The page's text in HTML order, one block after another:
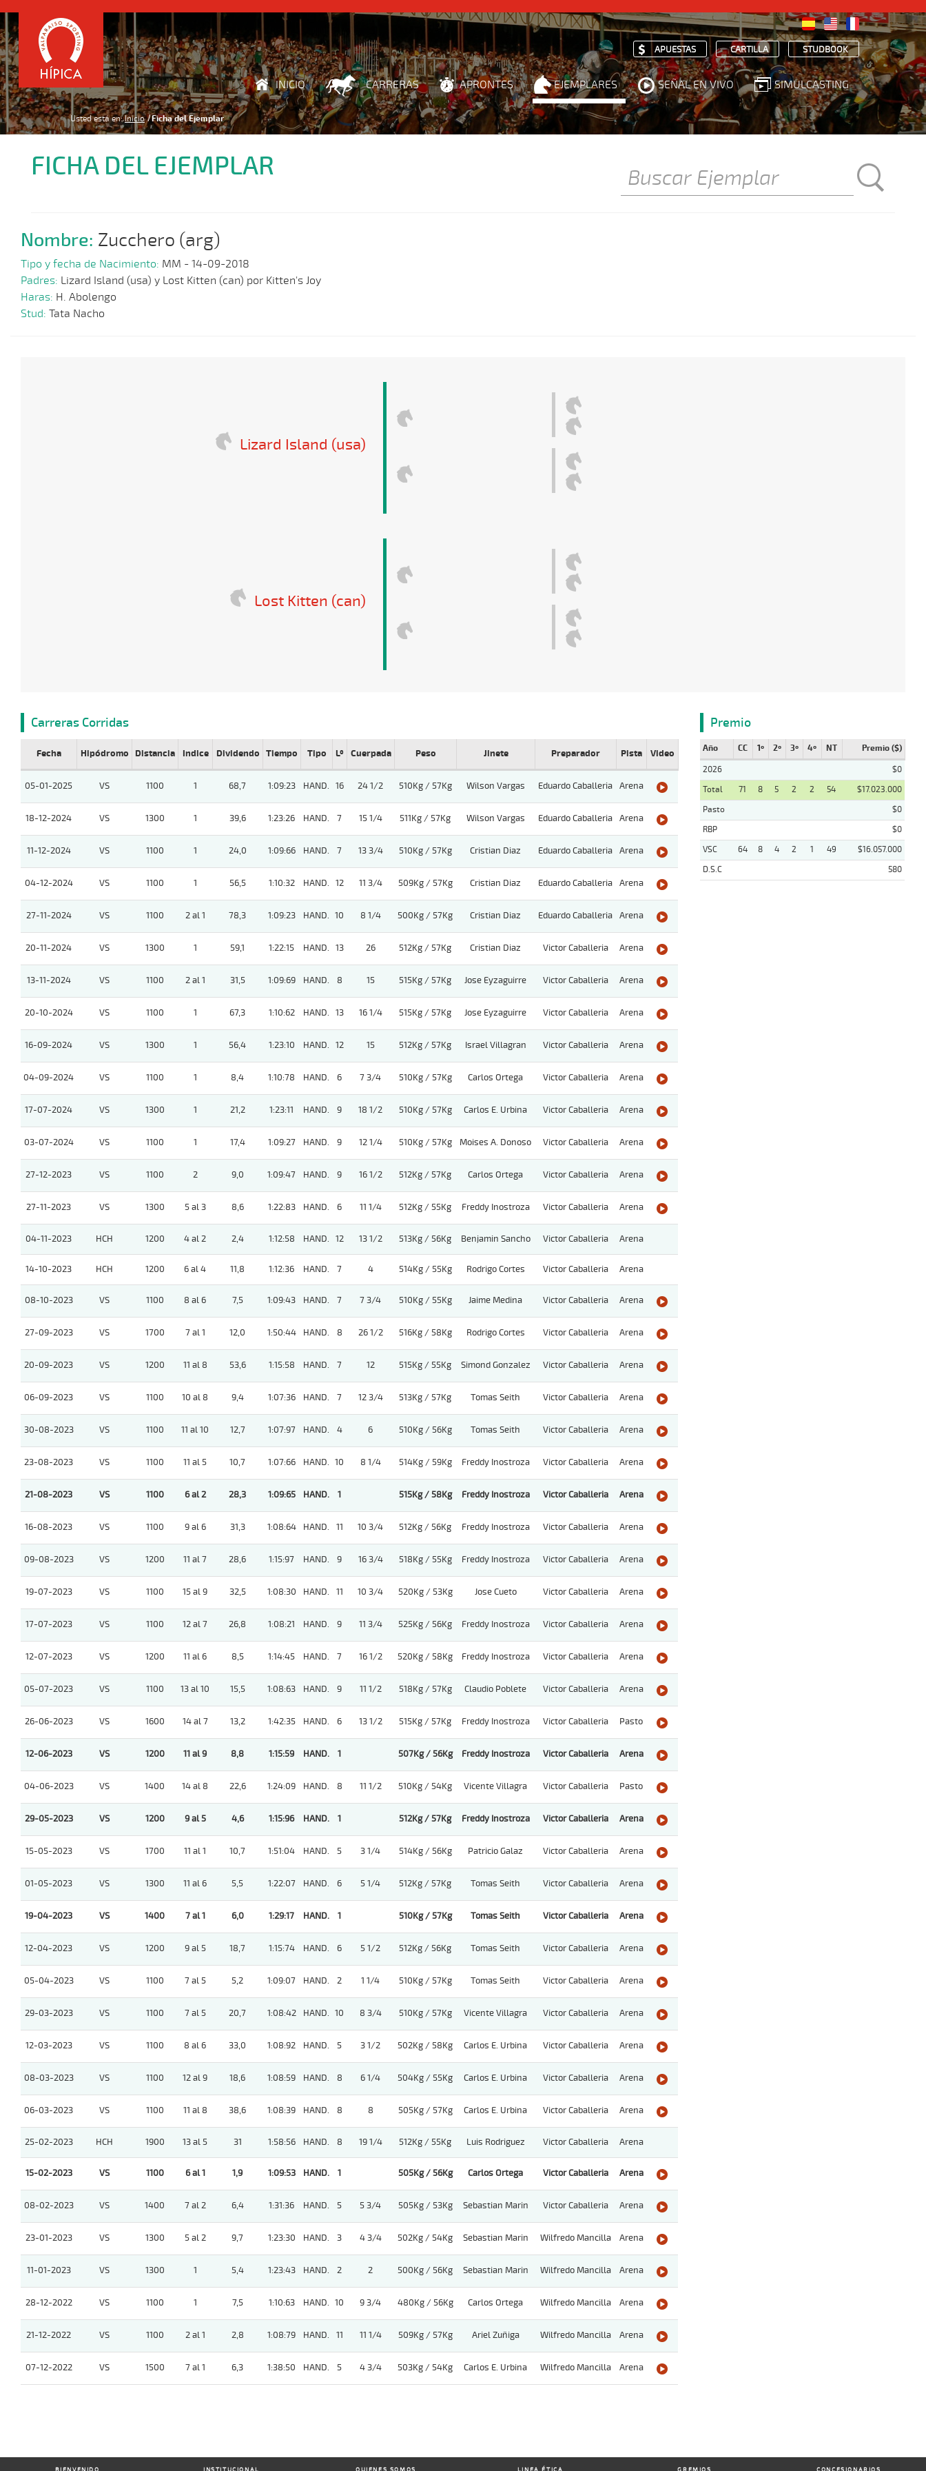
APUESTAS CARTILLA STUDBOOK
INICIO CARRERAS APRONTES EJEMPLARES SEÑAL EN VIVO SIMULCASTING
Usted está en: Inicio Ficha del Ejemplar
FICHA DEL EJEMPLAR
Nombre: Zucchero (arg)
Tipo y fecha de Nacimiento: MM - 14-09-2018
Padres: Lizard Island (usa) y Lost Kitten (can) por Kitten's Joy
Haras: H. Abolengo
Stud: Tata Nacho
Lizard Island (usa)
Lost Kitten (can)
Carreras Corridas
Fecha Hipódromo Distancia Indice Dividendo Tiempo Tipo Lº Cuerpada Peso Jinete Preparador Pista Video
05-01-2025 VS 1100 1 68,7 1:09:23 HAND. 16 24 1/2 510Kg / 57Kg Wilson Vargas Eduardo Caballeria Arena
18-12-2024 VS 1300 1 39,6 1:23:26 HAND. 7 15 1/4 511Kg / 57Kg Wilson Vargas Eduardo Caballeria Arena
11-12-2024 VS 1100 1 24,0 1:09:66 HAND. 7 13 3/4 510Kg / 57Kg Cristian Diaz Eduardo Caballeria Arena
04-12-2024 VS 1100 1 56,5 1:10:32 HAND. 12 11 3/4 509Kg / 57Kg Cristian Diaz Eduardo Caballeria Arena
27-11-2024 VS 1100 2 al 1 78,3 1:09:23 HAND. 10 8 1/4 500Kg / 57Kg Cristian Diaz Eduardo Caballeria Arena
20-11-2024 VS 1300 1 59,1 1:22:15 HAND. 13 26 512Kg / 57Kg Cristian Diaz Victor Caballeria Arena
13-11-2024 VS 1100 2 al 1 31,5 1:09:69 HAND. 8 15 515Kg / 57Kg Jose Eyzaguirre Victor Caballeria Arena
20-10-2024 VS 1100 1 67,3 1:10:62 HAND. 13 16 1/4 515Kg / 57Kg Jose Eyzaguirre Victor Caballeria Arena
16-09-2024 VS 1300 1 56,4 1:23:10 HAND. 12 15 512Kg / 57Kg Israel Villagran Victor Caballeria Arena
04-09-2024 VS 1100 1 8,4 1:10:78 HAND. 6 7 3/4 510Kg / 57Kg Carlos Ortega Victor Caballeria Arena
17-07-2024 VS 1300 1 21,2 1:23:11 HAND. 9 18 1/2 510Kg / 57Kg Carlos E. Urbina Victor Caballeria Arena
03-07-2024 VS 1100 1 17,4 1:09:27 HAND. 9 12 1/4 510Kg / 57Kg Moises A. Donoso Victor Caballeria Arena
27-12-2023 VS 1100 2 9,0 1:09:47 HAND. 9 16 1/2 512Kg / 57Kg Carlos Ortega Victor Caballeria Arena
27-11-2023 VS 1300 5 al 3 8,6 1:22:83 HAND. 6 11 1/4 512Kg / 55Kg Freddy Inostroza Victor Caballeria Arena
04-11-2023 HCH 1200 4 al 2 2,4 1:12:58 HAND. 12 13 1/2 513Kg / 56Kg Benjamin Sancho Victor Caballeria Arena
14-10-2023 HCH 1200 6 al 4 11,8 1:12:36 HAND. 7 4 514Kg / 55Kg Rodrigo Cortes Victor Caballeria Arena
08-10-2023 VS 1100 8 al 6 7,5 1:09:43 HAND. 7 7 3/4 510Kg / 55Kg Jaime Medina Victor Caballeria Arena
27-09-2023 VS 1700 7 al 1 12,0 1:50:44 HAND. 8 26 1/2 516Kg / 58Kg Rodrigo Cortes Victor Caballeria Arena
20-09-2023 VS 1200 11 al 8 53,6 1:15:58 HAND. 7 12 515Kg / 55Kg Simond Gonzalez Victor Caballeria Arena
06-09-2023 VS 1100 10 al 8 9,4 1:07:36 HAND. 7 12 3/4 513Kg / 57Kg Tomas Seith Victor Caballeria Arena
30-08-2023 VS 1100 11 al 10 12,7 1:07:97 HAND. 4 6 510Kg / 56Kg Tomas Seith Victor Caballeria Arena
23-08-2023 VS 1100 11 al 5 10,7 1:07:66 HAND. 10 8 1/4 514Kg / 59Kg Freddy Inostroza Victor Caballeria Arena
21-08-2023 VS 1100 6 al 2 28,3 1:09:65 HAND. 1 515Kg / 58Kg Freddy Inostroza Victor Caballeria Arena
16-08-2023 VS 1100 9 al 6 31,3 1:08:64 HAND. 11 10 3/4 512Kg / 56Kg Freddy Inostroza Victor Caballeria Arena
09-08-2023 VS 1200 11 al 7 28,6 1:15:97 HAND. 9 16 3/4 518Kg / 55Kg Freddy Inostroza Victor Caballeria Arena
19-07-2023 VS 1100 15 al 9 32,5 1:08:30 HAND. 11 10 3/4 520Kg / 53Kg Jose Cueto Victor Caballeria Arena
17-07-2023 VS 1100 12 al 7 26,8 1:08:21 HAND. 9 11 3/4 525Kg / 56Kg Freddy Inostroza Victor Caballeria Arena
12-07-2023 VS 1200 11 al 6 8,5 1:14:45 HAND. 7 16 1/2 520Kg / 58Kg Freddy Inostroza Victor Caballeria Arena
05-07-2023 VS 1100 13 al 10 15,5 1:08:63 HAND. 9 11 1/2 518Kg / 57Kg Claudio Poblete Victor Caballeria Arena
26-06-2023 VS 1600 14 al 7 13,2 1:42:35 HAND. 6 13 1/2 515Kg / 57Kg Freddy Inostroza Victor Caballeria Pasto
12-06-2023 VS 1200 11 al 9 8,8 1:15:59 HAND. 1 507Kg / 56Kg Freddy Inostroza Victor Caballeria Arena
04-06-2023 VS 1400 14 al 8 22,6 1:24:09 HAND. 8 11 1/2 510Kg / 54Kg Vicente Villagra Victor Caballeria Pasto
29-05-2023 VS 1200 9 al 5 4,6 1:15:96 HAND. 1 512Kg / 57Kg Freddy Inostroza Victor Caballeria Arena
15-05-2023 VS 1700 11 al 1 10,7 1:51:04 HAND. 5 3 1/4 514Kg / 56Kg Patricio Galaz Victor Caballeria Arena
01-05-2023 VS 1300 11 al 6 5,5 1:22:07 HAND. 6 5 1/4 512Kg / 57Kg Tomas Seith Victor Caballeria Arena
19-04-2023 VS 1400 7 al 1 6,0 1:29:17 HAND. 1 510Kg / 57Kg Tomas Seith Victor Caballeria Arena
12-04-2023 VS 1200 9 al 5 18,7 1:15:74 HAND. 6 5 1/2 512Kg / 56Kg Tomas Seith Victor Caballeria Arena
05-04-2023 VS 1100 7 al 5 5,2 1:09:07 HAND. 2 1 1/4 510Kg / 57Kg Tomas Seith Victor Caballeria Arena
29-03-2023 VS 1100 7 al 5 20,7 1:08:42 HAND. 10 8 3/4 510Kg / 57Kg Vicente Villagra Victor Caballeria Arena
12-03-2023 VS 1100 8 al 6 33,0 1:08:92 HAND. 5 3 1/2 502Kg / 58Kg Carlos E. Urbina Victor Caballeria Arena
08-03-2023 VS 1100 12 al 9 18,6 1:08:59 HAND. 8 6 1/4 504Kg / 55Kg Carlos E. Urbina Victor Caballeria Arena
06-03-2023 VS 1100 11 al 8 38,6 1:08:39 HAND. 8 8 505Kg / 57Kg Carlos E. Urbina Victor Caballeria Arena
25-02-2023 HCH 1900 13 al 5 31 1:58:56 HAND. 8 19 1/4 512Kg / 55Kg Luis Rodriguez Victor Caballeria Arena
15-02-2023 VS 1100 6 al 1 1,9 1:09:53 HAND. 1 505Kg / 56Kg Carlos Ortega Victor Caballeria Arena
08-02-2023 VS 1400 7 al 2 6,4 1:31:36 HAND. 5 5 3/4 505Kg / 53Kg Sebastian Marin Victor Caballeria Arena
23-01-2023 VS 1300 5 al 2 9,7 1:23:30 HAND. 3 4 3/4 502Kg / 54Kg Sebastian Marin Wilfredo Mancilla Arena
11-01-2023 VS 1300 1 5,4 1:23:43 HAND. 2 2 500Kg / 56Kg Sebastian Marin Wilfredo Mancilla Arena
28-12-2022 VS 1100 1 7,5 1:10:63 HAND. 10 9 3/4 480Kg / 56Kg Carlos Ortega Wilfredo Mancilla Arena
21-12-2022 VS 1100 2 al 1 2,8 1:08:79 HAND. 11 11 1/4 509Kg / 57Kg Ariel Zuñiga Wilfredo Mancilla Arena
07-12-2022 VS 1500 7 al 1 6,3 1:38:50 HAND. 5 4 3/4 503Kg / 54Kg Carlos E. Urbina Wilfredo Mancilla Arena
Premio
Año CC 1º 2º 3º 4º NT Premio ($)
2026
$0
Total
71 8 5 2 2 54
$17.023.000
Pasto
$0
RBP
$0
VSC
64 8 4 2 1 49
$16.057.000
D.S.C
580